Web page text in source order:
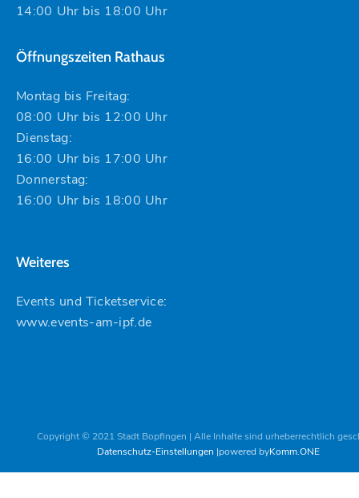
14:00 Uhr bis 18:00 Uhr
Öffnungszeiten Rathaus
Montag bis Freitag:
08:00 Uhr bis 12:00 Uhr
Dienstag:
16:00 Uhr bis 17:00 Uhr
Donnerstag:
16:00 Uhr bis 18:00 Uhr
Weiteres
Events und Ticketservice:
www.events-am-ipf.de
Copyright © 2021 Stadt Bopfingen | Alle Inhalte sind urheberrechtlich
Datenschutz-Einstellungen powered byKomm.ONE